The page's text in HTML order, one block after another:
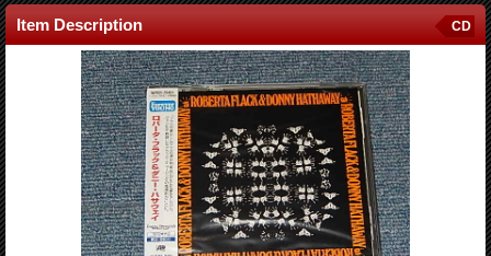
Item Description CD